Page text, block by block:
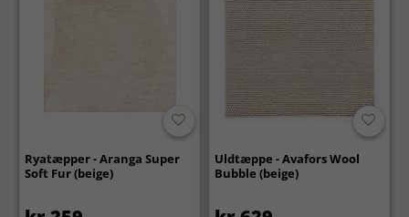
Ryatæpper - Aranga Super
Soft Fur (beige)
Uldtæppe - Avafors Wool
Bubble (beige)